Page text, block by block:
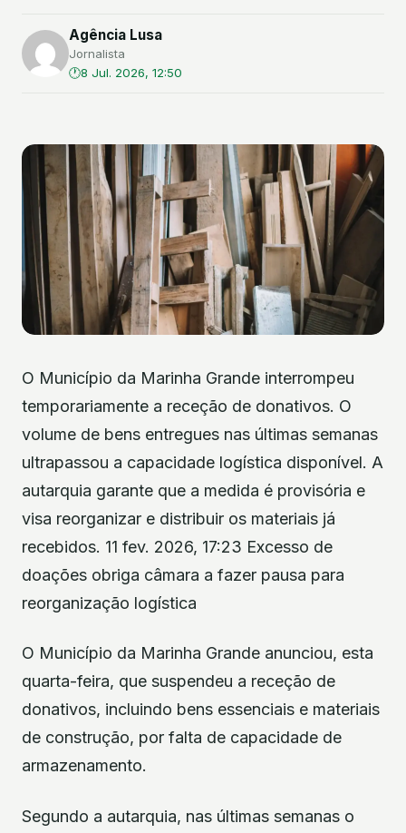
Agência Lusa
Jornalista
8 Jul. 2026, 12:50
O Município da Marinha Grande interrompeu
temporariamente a receção de donativos. O
volume de bens entregues nas últimas semanas
ultrapassou a capacidade logística disponível. A
autarquia garante que a medida é provisória e
visa reorganizar e distribuir os materiais já
recebidos. 11 fev. 2026, 17:23 Excesso de
doações obriga câmara a fazer pausa para
reorganização logística
O Município da Marinha Grande anunciou, esta
quarta-feira, que suspendeu a receção de
donativos, incluindo bens essenciais e materiais
de construção, por falta de capacidade de
armazenamento.
Segundo a autarquia, nas últimas semanas o